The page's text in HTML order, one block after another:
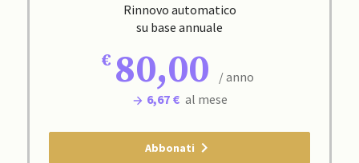
Rinnovo automatico
su base annuale
80,00
/ anno
6,67 € al mese
Abbonati